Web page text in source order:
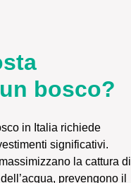
bosco?
in Italia richiede
significativi.
la cattura di
prevengono il